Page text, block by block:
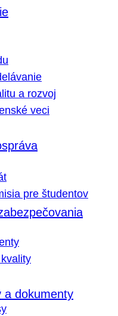
a rozvoj
veci
pre študentov
a dokumenty